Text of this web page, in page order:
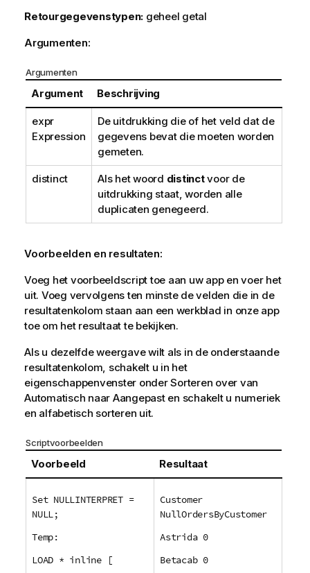
Retourgegevenstypen: geheel getal
Argumenten:
Argumenten
Argument Beschrijving
expr
Expression
De uitdrukking die of het veld dat de
gegevens bevat die moeten worden
gemeten.
distinct Als het woord distinctvoor de
uitdrukking staat, worden alle
duplicaten genegeerd.
Voorbeelden en resultaten:
Voeg het voorbeeldscript toe aan uw app en voer het
uit. Voeg vervolgens ten minste de velden die in de
resultatenkolom staan aan een werkblad in onze app
toe om het resultaat te bekijken.
Als u dezelfde weergave wilt als in de onderstaande
resultatenkolom, schakelt u in het
eigenschappenvenster onder Sorteren over van
Automatisch naar Aangepast en schakelt u numeriek
en alfabetisch sorteren uit.
Scriptvoorbeelden
Voorbeeld Resultaat
Set NULLINTERPRET =
NULL;
Temp:
LOAD * inline [
Customer
NullOrdersByCustomer
Astrida 0
Betacab 0